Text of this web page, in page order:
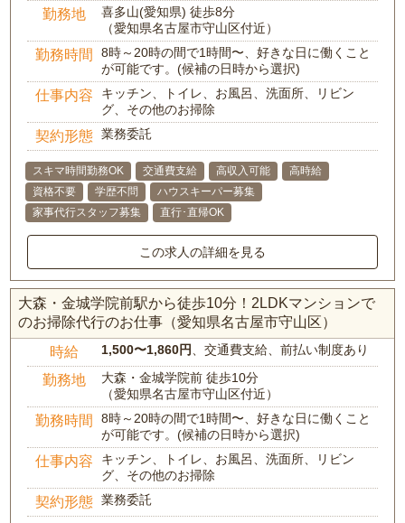
勤務地
喜多山(愛知県) 徒歩8分
（愛知県名古屋市守山区付近）
勤務時間
8時～20時の間で1時間〜、好きな日に働くこと
が可能です。(候補の日時から選択)
仕事内容
キッチン、トイレ、お風呂、洗面所、リビン
グ、その他のお掃除
契約形態 業務委託
スキマ時間勤務OK 交通費支給 高収入可能
高時給
資格不要
学歴不問
ハウスキーパー募集
家事代行スタッフ募集
直行･直帰OK
この求人の詳細を見る
大森・金城学院前駅から徒歩10分！2LDKマンションで
のお掃除代行のお仕事（愛知県名古屋市守山区）
時給 1,500〜1,860円 、交通費支給、前払い制度あり
勤務地
大森・金城学院前 徒歩10分
（愛知県名古屋市守山区付近）
勤務時間
8時～20時の間で1時間〜、好きな日に働くこと
が可能です。(候補の日時から選択)
仕事内容
キッチン、トイレ、お風呂、洗面所、リビン
グ、その他のお掃除
契約形態 業務委託